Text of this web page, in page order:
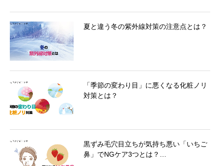
夏と違う冬の紫外線対策の注意点とは？
「季節の変わり目」に悪くなる化粧ノリ
対策とは？
黒ずみ毛穴目立ちが気持ち悪い「いちご
鼻」でNGケア3つとは？…